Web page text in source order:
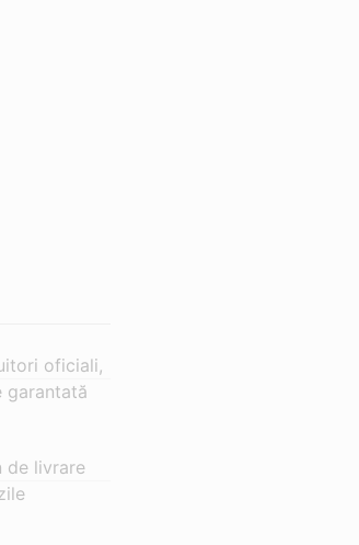
oficiali,
garantată
de livrare